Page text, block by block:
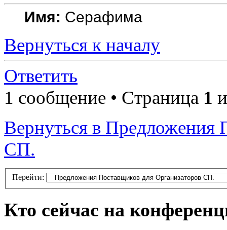
Имя: Серафима
Вернуться к началу
Ответить
1 сообщение • Страница 1
Вернуться в Предложения
СП.
Перейти:
Кто сейчас на